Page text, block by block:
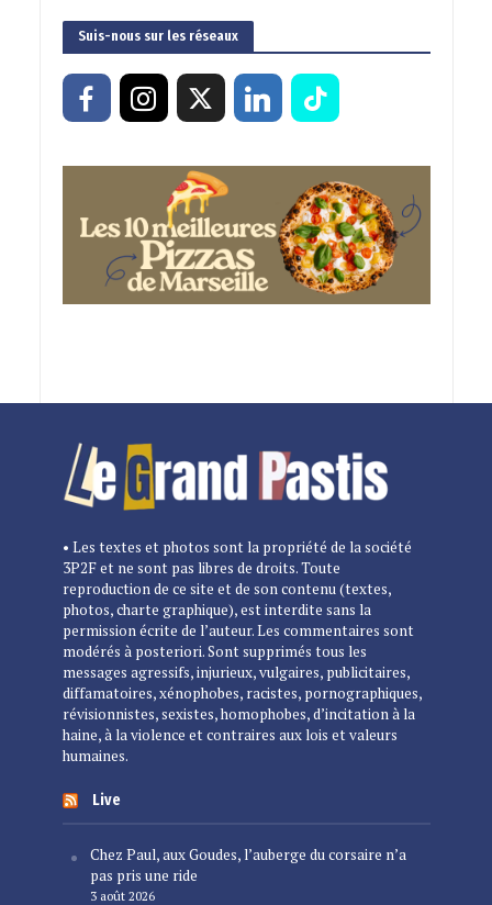
Suis-nous sur les réseaux
• Les textes et photos sont la propriété de la société
3P2F et ne sont pas libres de droits. Toute
reproduction de ce site et de son contenu (textes,
photos, charte graphique), est interdite sans la
permission écrite de l’auteur. Les commentaires sont
modérés à posteriori. Sont supprimés tous les
messages agressifs, injurieux, vulgaires, publicitaires,
diffamatoires, xénophobes, racistes, pornographiques,
révisionnistes, sexistes, homophobes, d’incitation à la
haine, à la violence et contraires aux lois et valeurs
humaines.
Live
Chez Paul, aux Goudes, l’auberge du corsaire n’a
pas pris une ride
3 août 2026